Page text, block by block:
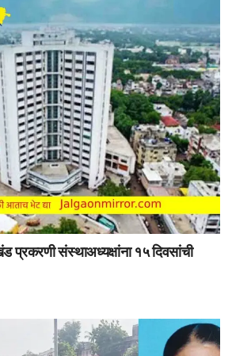
प्रकरणी संस्थाअध्यक्षांना १५ दिवसांची